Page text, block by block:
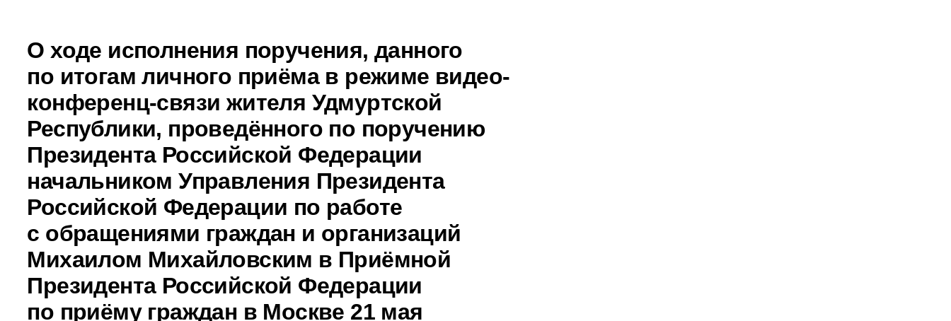
О ходе исполнения поручения, данного
по итогам личного приёма в режиме видео-
конференц-связи жителя Удмуртской
Республики, проведённого по поручению
Президента Российской Федерации
начальником Управления Президента
Российской Федерации по работе
с обращениями граждан и организаций
Михаилом Михайловским в Приёмной
Президента Российской Федерации
по приёму граждан в Москве 21 мая